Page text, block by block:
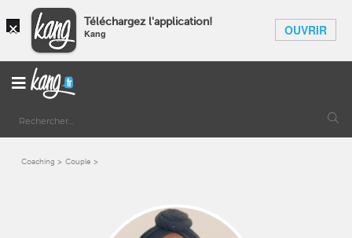
× Téléchargez l'application!
Kang OUVRIR
Coaching Couple